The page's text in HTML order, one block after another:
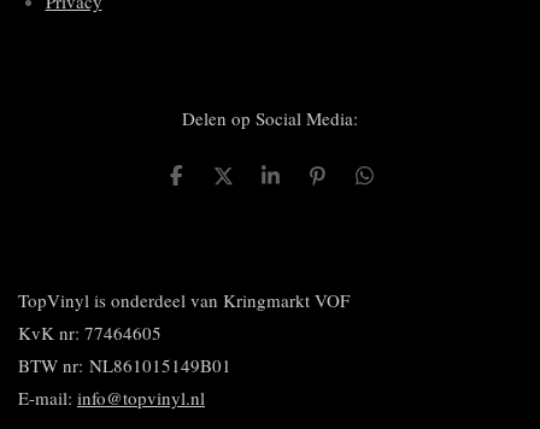
Delen op Social Media:
D
D
S
P
n
D
TopVinyl is onderdeel van Kringmarkt VOF
KvK nr: 77464605
BTW nr: NL861015149B01
E-mail: info@topvinyl.nl